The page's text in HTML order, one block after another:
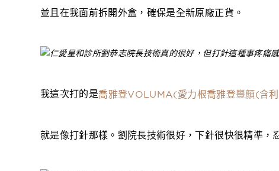
並且在我面前拆開外盒，確保是全新原廠正貨。
我這次打的是喬雅登VOLUMA(愛力根喬雅登豐顏(含
就是像打針那樣。劉院長技術很好，下針很快很精準